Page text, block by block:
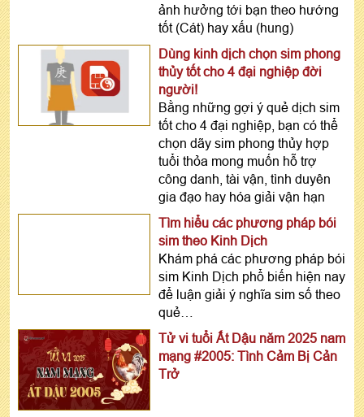
ảnh hưởng tới bạn theo hướng
tốt (Cát) hay xấu (hung)
Dùng kinh dịch chọn sim phong
thủy tốt cho 4 đại nghiệp đời
người!
Bằng những gợi ý quẻ dịch sim
tốt cho 4 đại nghiệp, bạn có thể
chọn dãy sim phong thủy hợp
tuổi thỏa mong muốn hỗ trợ
công danh, tài vận, tình duyên
gia đạo hay hóa giải vận hạn
Tìm hiểu các phương pháp bói
sim theo Kinh Dịch
Khám phá các phương pháp bói
sim Kinh Dịch phổ biến hiện nay
để luận giải ý nghĩa sim số theo
quẻ…
Tử vi tuổi Ất Dậu năm 2025 nam
mạng #2005: Tình Cảm Bị Cản
Trở